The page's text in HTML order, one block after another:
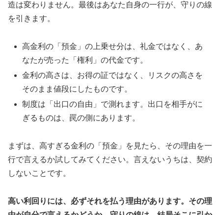
造は変わりません。最後はあなた自身の一行が、守りの線
を引きます。
高金利の「預金」の上乗せ分は、礼金ではなく、あ
なたが売った「権利」の代金です。
金利の高さは、お得の証ではなく、リスクの高さを
そのまま値段にしたものです。
制度は「出口の自由」で測れます。出口を相手がに
ぎるものは、罠の側にあります。
まずは、高すぎる金利の「預金」を見たら、その理由を一
行で言えるか試してみてください。言えないうちは、契約
しないことです。
高い利回りには、必ずそれを払う理由があります。その理